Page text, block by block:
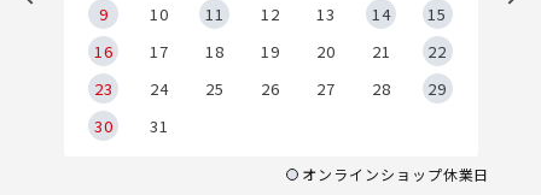
9
10 11 12 13 14
15
16
17 18 19 20 21
22
23
24 25 26 27 28
29
30
31
オンラインショップ休業日